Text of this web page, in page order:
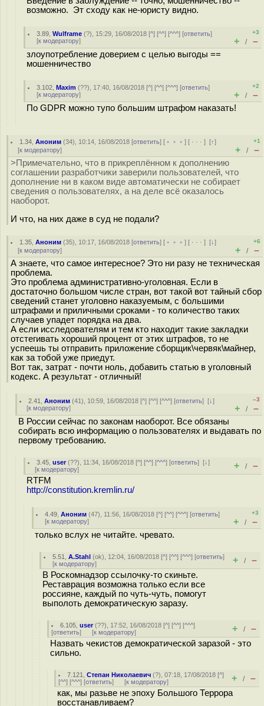
возможно. Эт сходу как не-юристу видно.
3.89 ,Wulframe (?), 15:29, 16/08/2018 [^] [^^] [^^^] [ответить]
[к модератору]
+3
+ / –
злоупотребление доверием с целью выгоды ==
мошенничество
3.102 ,Maxim (??), 17:40, 16/08/2018 [^] [^^] [^^^] [ответить]
[к модератору]
+2
+ / –
По GDPR можно тупо большим штрафом наказать!
1.34 ,Аноним (34), 10:14, 16/08/2018 [ответить] [ ﹢﹢﹢] [ · · ·][↑]
[к модератору]
+1
+ / –
>Примечательно, что в прикреплённом к дополнению
соглашении разработчики заверили пользователей, что
дополнение ни в каком виде автоматически не собирает
сведения о пользователях, а на деле всё оказалось
наоборот.
И что, на них даже в суд не подали?
1.35 ,Аноним (35), 10:17, 16/08/2018 [ответить] [ ﹢﹢﹢] [ · · ·][↓]
[к модератору]
+6
+ / –
А знаете, что самое интересное? Это ни разу не техническая
проблема.
Это проблема административно-уголовная. Если в
достаточно большом числе стран, вот такой вот тайный сбор
сведений станет уголовно наказуемым, с большими
штрафами и приличными сроками - то количество таких
случаев упадет порядка на два.
А если исследователям и тем кто находит такие закладки
отстегивать хороший процент от этих штрафов, то не
успеешь ты отправить приложение сборщик\червяк\майнер,
как за тобой уже приедут.
Вот так, затрат - почти ноль, добавить статью в уголовный
кодекс. А результат - отличный!
2.41 ,Аноним (41), 10:59, 16/08/2018 [^] [^^] [^^^] [ответить][↓]
[к модератору]
–3
+ / –
В России сейчас по законам наоборот. Все обязаны
собирать всю информацию о пользователях и выдавать по
первому требованию.
3.45 ,user(??), 11:34, 16/08/2018 [^] [^^] [^^^] [ответить][↓]
[к модератору] + / –
RTFM
http://constitution.kremlin.ru/
4.49 ,Аноним (47), 11:56, 16/08/2018 [^] [^^] [^^^] [ответить]
[к модератору]
+3
+ / –
только вслух не читайте. чревато.
5.51 ,A.Stahl (ok), 12:04, 16/08/2018 [^] [^^] [^^^] [ответить]
[к модератору] + / –
В Роскомнадзор ссылочку-то скиньте.
Реставрация возможна только если все
россияне, каждый по чуть-чуть, помогут
выполоть демократическую заразу.
6.105 ,user(??), 17:52, 16/08/2018 [^] [^^] [^^^]
[ответить] [к модератору] + / –
Назвать чекистов демократической заразой - это
сильно.
7.121 ,Степан Николаевич (?), 07:18, 17/08/2018 [^]
[^^] [^^^] [ответить] [к модератору] + / –
как, мы разьве не эпоху Большого Террора
восстанавливаем?